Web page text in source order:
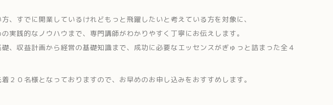
、すでに開業しているけれどもっと飛躍したいと考えている方を対象に、
実践的なノウハウまで、専門講師がわかりやすく丁寧にお伝えします。
、収益計画から経営の基礎知識まで、成功に必要なエッセンスがぎゅっと詰まった全４
２０名様となっておりますので、お早めのお申し込みをおすすめします。